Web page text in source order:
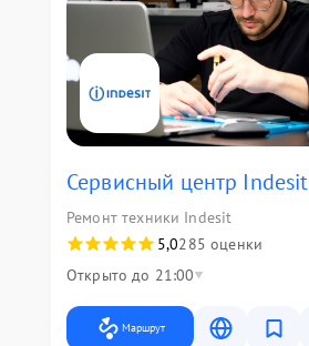
Сервисный центр Indesit
Ремонт техники Indesit
5,0285 оценки
Открыто до 21:00
Маршрут